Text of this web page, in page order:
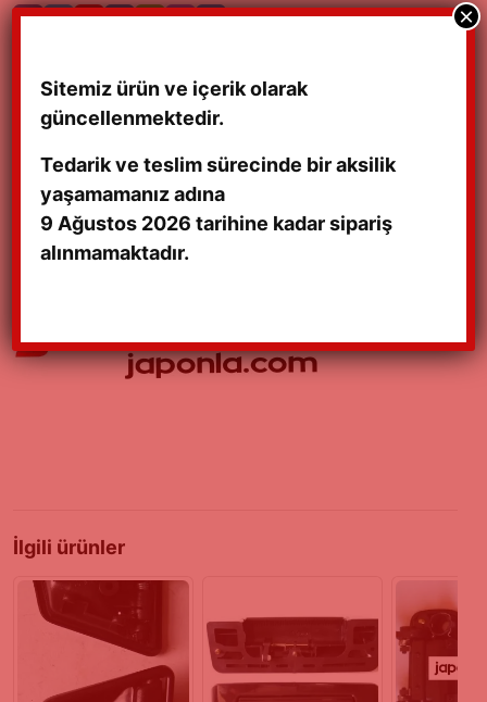
SWIFT MACAR -GLS KALORİFER IZGARALARI (HAVALANDIRMA
PANELİ)
92-03 MODEL UYUMLU SIFIR ORJİNAL
İlgili ürünler
Sitemiz ürün ve içerik olarak
güncellenmektedir.
Tedarik ve teslim sürecinde bir aksilik
yaşamamanız adına
9 Ağustos 2026 tarihine kadar sipariş
alınmamaktadır.
×